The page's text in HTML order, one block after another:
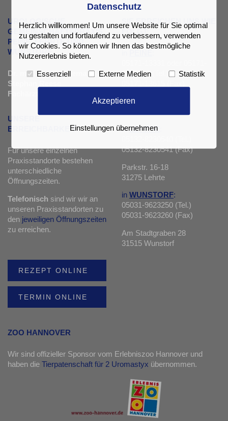
UROLOGISCHE
GEMEINSCHAFTSPRAXIS
PEINE, LEHRTE UND
WUNSTORF
Dr. med. Jörn Hagemann &
Stephan Reese
Fachärzte für Urologie
UNSERE
ERREICHBARKEIT
Für unsere einzelnen
Praxisstandorte bestehen
unterschiedliche
Öffnungszeiten.
Telefonisch sind wir wir an
unseren Praxisstandorten zu
den jeweiligen Öffnungszeiten
zu erreichen.
REZEPT ONLINE
TERMIN ONLINE
SIE ERREICHEN UNS WIE
FOLGT:
9879980 (Tel.)
Schwarzer Weg 1
inLEHRTE
05132-8230541 (Fax)
Parkstr. 16-18
31275 Lehrte
in WUNSTORF:
05031-9623250 (Tel.)
05031-9623260 (Fax)
Am Stadtgraben 28
31515 Wunstorf
ZOO HANNOVER
Wir sind offizieller Sponsor vom Erlebniszoo Hannover und
haben die Tierpatenschaft für 2 Uromastyx übernommen.
Datenschutz
Herzlich willkommen! Um unsere Website für Sie optimal
zu gestalten und fortlaufend zu verbessern, verwenden
wir Cookies. So können wir Ihnen das bestmögliche
Nutzererlebnis bieten.
Essenziell Externe Medien Statistik
Akzeptieren
Einstellungen übernehmen